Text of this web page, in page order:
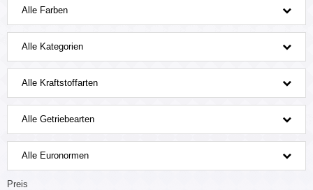
Alle Farben
Alle Kategorien
Alle Kraftstoffarten
Alle Getriebearten
Alle Euronormen
Preis